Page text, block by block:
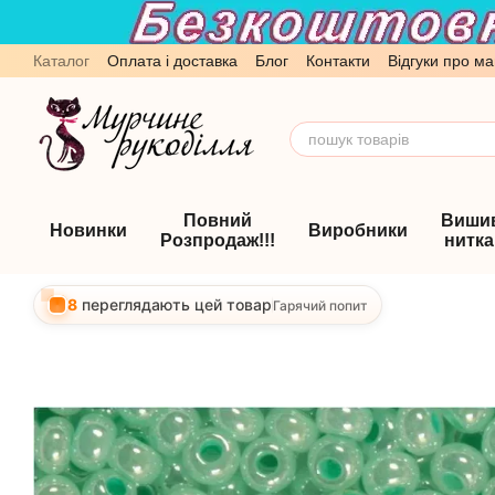
Перейти до основного контенту
Каталог Оплата і доставка Блог Контакти
Відгуки про
Обмін та повернення
Угода користувача
Новинки
Повний
Розпродаж!!!
Виробники
8 переглядають цей товарГарячий попит